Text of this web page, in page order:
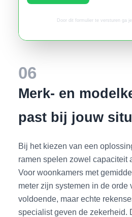
Door dit formulier te versturen ga
06
Merk- en
past bij jouw
Bij het kiezen van een
ramen spelen zowel capaciteit
Voor woonkamers met
meter zijn systemen in de orde
voldoende, maar echte
specialist geven de zekerheid.